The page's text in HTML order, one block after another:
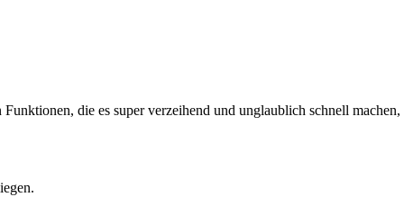
die es super verzeihend und unglaublich schnell machen,